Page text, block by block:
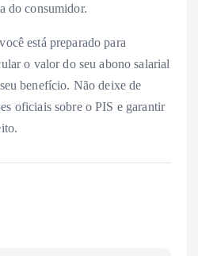
do consumidor.
está preparado para
o valor do seu abono salarial
benefício. Não deixe de
oficiais sobre o PIS e garantir